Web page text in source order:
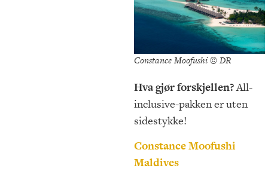
Constance Moofushi © DR
Hva gjør forskjellen?All-
inclusive-pakken er uten
sidestykke!
Constance Moofushi
Maldives